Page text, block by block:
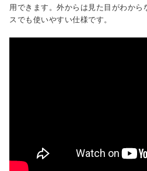
用できます。外からは見た目がわから
スでも使いやすい仕様です。